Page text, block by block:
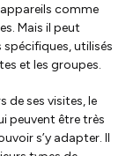
comme
Mais il peut
spécifiques, utilisés
et les groupes.
de ses visites, le
peuvent être très
s’y adapter. Il